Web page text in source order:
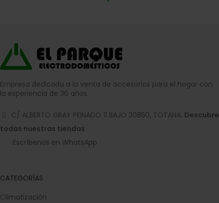
Empresa dedicada a la venta de accesorios para el hogar con
la experiencia de 36 años.
C/ ALBERTO GRAY PEINADO 11 BAJO 30850, TOTANA. Descubre
todas nuestras tiendas
Escríbenos en WhatsApp
CATEGORÍAS
Climatización